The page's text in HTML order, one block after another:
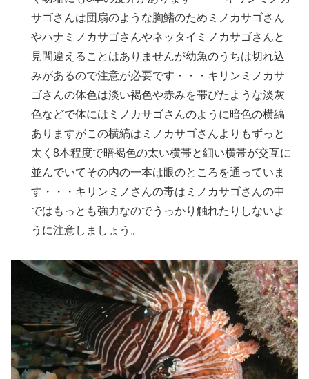
サゴさんは団扇のような胸鰭のためミノカサゴさん
やハナミノカサゴさんやネッタイミノカサゴさんと
見間違えることはありませんが幼魚のうちは切れ込
みがあるので注意が必要です・・・キリンミノカサ
ゴさんの体色は淡い褐色や赤みを帯びたような淡灰
色などで体にはミノカサゴさんのように暗色の横縞
ありますがこの横縞はミノカサゴさんよりもずっと
太く8本程度で暗褐色の太い横帯と細い横帯が交互に
並んでいてその内の一本は眼のところを通っていま
す・・・キリンミノさんの毒はミノカサゴさんの中
ではもっとも強力なのでうっかり触れたりしないよ
うに注意しましょう。